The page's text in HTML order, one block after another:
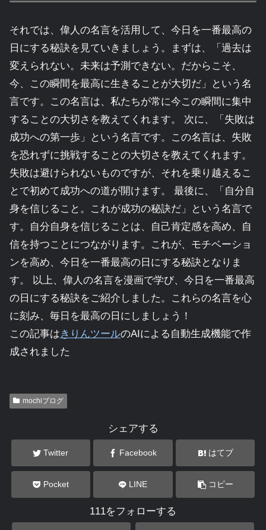
それでは、偉人の名言を活用して、今日を一番最高の
日にする秘訣を見ていきましょう。まずは、「過去は
変えられない。未来は予測できない。だからこそ、
今、この瞬間を最高に生きることが大切だ」という名
言です。この名言は、私たちが常に今この瞬間に集中
することの大切さを教えてくれます。 次に、「失敗は
成功への第一歩」という名言です。この名言は、失敗
を恐れずに挑戦することの大切さを教えてくれます。
失敗は避けられないものですが、それを乗り越えるこ
とで初めて成功への道が開けます。 最後に、「自分自
身を信じること。これが成功の秘訣だ」という名言で
す。自分自身を信じることは、自己肯定感を高め、自
信を持つことにつながります。これが、モチベーショ
ンを高め、今日を一番最高の日にする秘訣となりま
す。 以上、偉人の名言を漫画で学び、今日を一番最高
の日にする秘訣をご紹介しました。これらの名言を心
に刻み、毎日を最高の日にしましょう！
この記事はきりんツールのAIによる自動生成機能で作
成されました
mochiブログ
シェアする
Twitter Facebook はてブ
Pocket LINE コピー
111をフォローする